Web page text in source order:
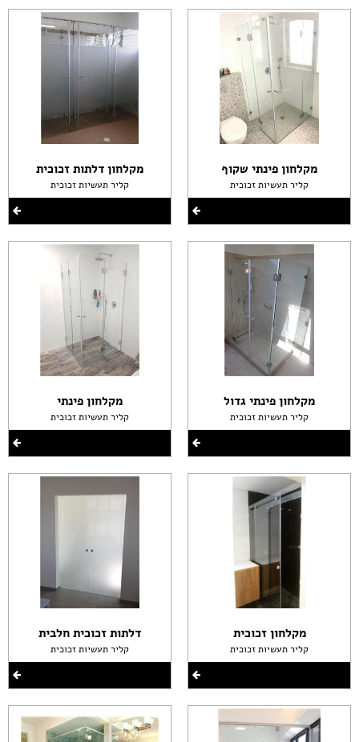
מקלחון פינתי שקוף
קליר תעשיות זכוכית
מקלחון פינתי גדול
קליר תעשיות זכוכית
מקלחון זכוכית
קליר תעשיות זכוכית
מקלחון דלתות זכוכית
קליר תעשיות זכוכית
מקלחון פינתי
קליר תעשיות זכוכית
דלתות זכוכית חלבית
קליר תעשיות זכוכית